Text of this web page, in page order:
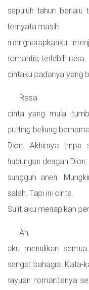
sepuluh tahun berlalu
ternyata masih
mengharapkanku
romantis, terlebih rasa
cintaku padanya yang
Rasa
cinta yang mulai
putting beliung
Dion. Akhirnya trnpa
hubungan dengan Dion.
sungguh aneh.
salah. Tapi ini cinta.
Sulit aku menapikan
Ah,
aku menulikan
sengat bahagia. Kata-
rayuan romantisnya